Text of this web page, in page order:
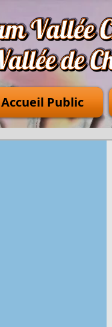
Accueil Public